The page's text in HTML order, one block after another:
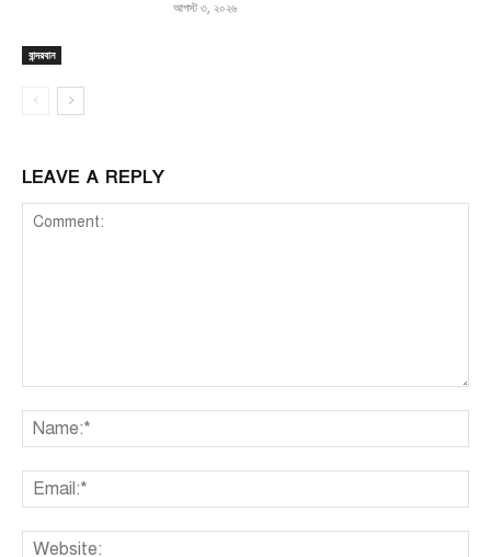
বান্দরবান
আগস্ট ৩, ২০২৬
LEAVE A REPLY